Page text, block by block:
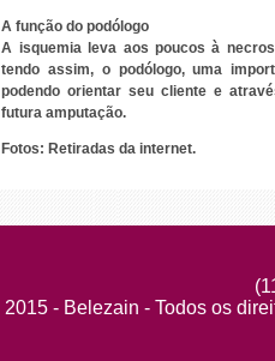
A função do podólogo
A isquemia leva aos poucos à
tendo assim, o podólogo, uma
podendo orientar seu cliente e
futura amputação.
Fotos: Retiradas da internet.
2015 - Belezain - Todos os